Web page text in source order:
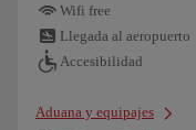
Wifi free
Llegada al aeropuerto
Accesibilidad
Aduana y equipajes